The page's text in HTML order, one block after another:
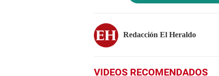
Redacción El Heraldo
VIDEOS RECOMENDADOS